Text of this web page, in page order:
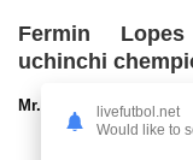
Fermin Lopes
uchinchi
Mr.NoBoDy30.07.2026
livefutbol.net
Would like to